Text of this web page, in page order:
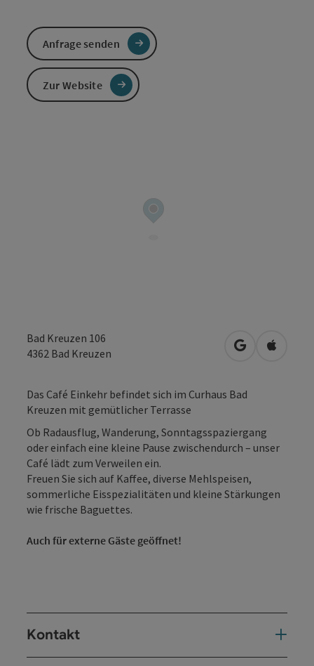
Bad Kreuzen 106
4362 Bad Kreuzen in Google
in
Das Café Einkehr befindet sich im Curhaus Bad
Kreuzen mit gemütlicher Terrasse
Ob Radausflug, Wanderung, Sonntagsspaziergang
oder einfach eine kleine Pause zwischendurch – unser
Café lädt zum Verweilen ein.
Freuen Sie sich auf Kaffee, diverse Mehlspeisen,
sommerliche Eisspezialitäten und kleine Stärkungen
wie frische Baguettes.
Auch für externe Gäste geöffnet!
Kontakt
Anfrage senden
Zur Website